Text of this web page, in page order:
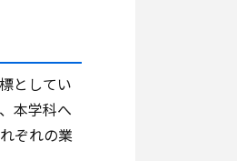
としてい
本学科へ
ぞれの業